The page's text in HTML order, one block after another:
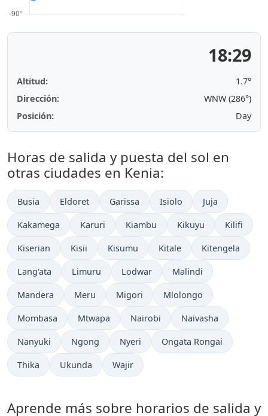
18:29
Altitud:
1.7°
Dirección:
WNW (286°)
Posición:
Day
Horas de salida y puesta del sol en
otras ciudades en Kenia:
Busia Eldoret Garissa Isiolo Juja
Kakamega Karuri Kiambu Kikuyu Kilifi
Kiserian Kisii Kisumu Kitale Kitengela
Lang'ata Limuru Lodwar Malindi
Mandera Meru Migori Mlolongo
Mombasa Mtwapa Nairobi Naivasha
Nanyuki Ngong Nyeri Ongata Rongai
Thika Ukunda Wajir
Aprende más sobre horarios de salida y